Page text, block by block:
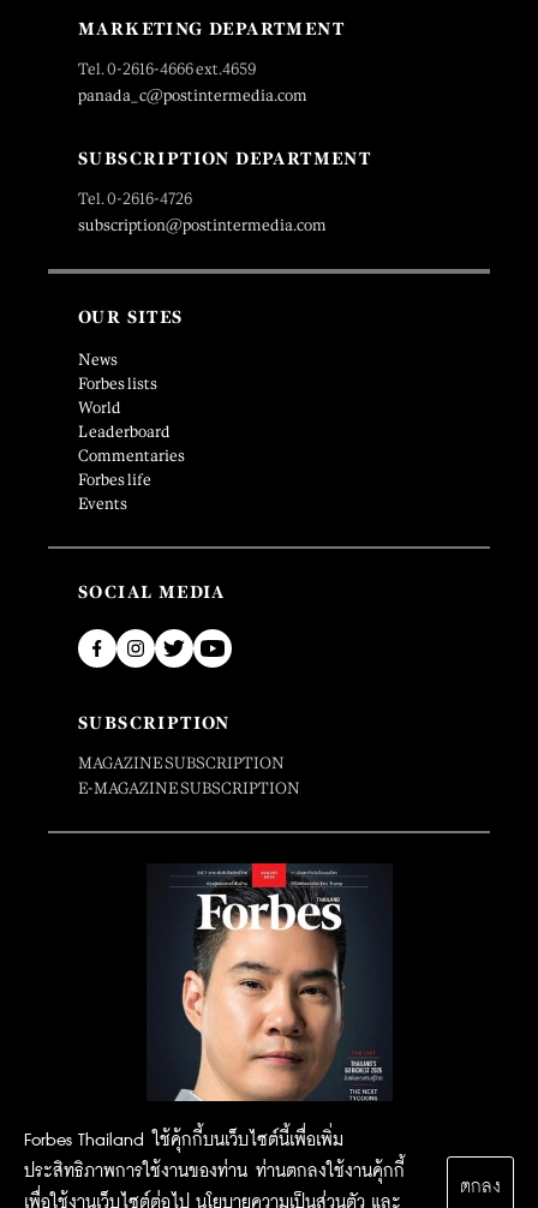
Forbes Thailand ใช้คุ้กกี้บนเว็บไซต์นี้เพื่อเพิ่ม
ประสิทธิภาพการใช้งานของท่าน ท่านตกลงใช้งานคุ้กกี้
เพื่อใช้งานเว็บไซต์ต่อไป นโยบายความเป็นส่วนตัว และ
ตกลง
MARKETING DEPARTMENT
Tel. 0-2616-4666 ext.4659
panada_c@postintermedia.com
SUBSCRIPTION DEPARTMENT
Tel. 0-2616-4726
subscription@postintermedia.com
OUR SITES
News
Forbes lists
World
Leaderboard
Commentaries
Forbes life
Events
SOCIAL MEDIA
SUBSCRIPTION
MAGAZINE SUBSCRIPTION
E-MAGAZINE SUBSCRIPTION